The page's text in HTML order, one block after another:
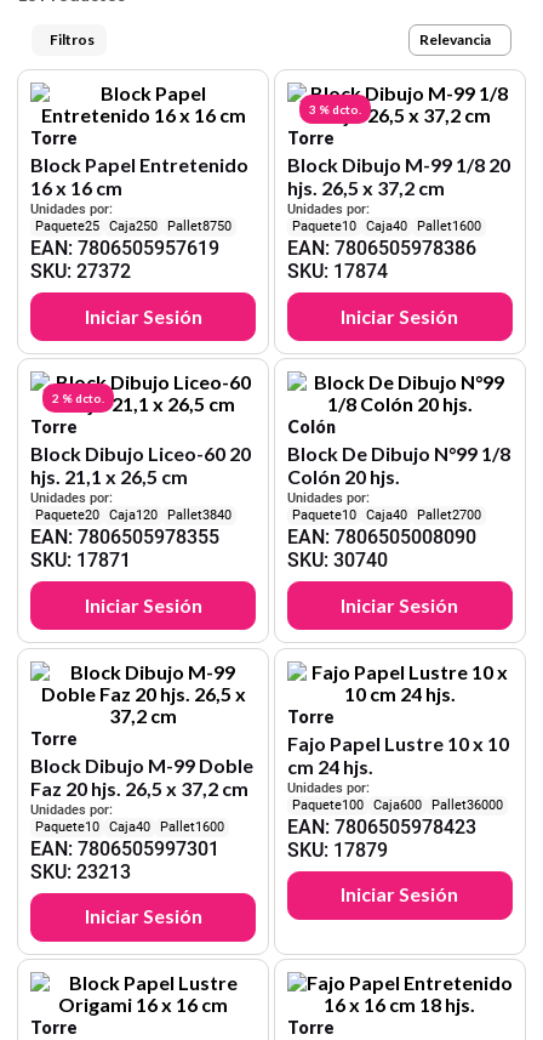
10. lapiz Relevancia
Torre
Block Papel Entretenido
16 x 16 cm
Unidades por:
25
250 8750
EAN:7806505957619
SKU:27372
Iniciar Sesión
3 %dcto.
Torre
Block Dibujo M-99 1/8 20
hjs. 26,5 x 37,2 cm
Unidades por:
10
40 1600
EAN: 7806505978386
SKU: 17874
Iniciar Sesión
2 %dcto.
Torre
Block Dibujo Liceo-60 20
hjs. 21,1 x 26,5 cm
Unidades por:
20
120 3840
EAN:7806505978355
SKU: 17871
Iniciar Sesión
Colón
Block De Dibujo N°99 1/8
Colón 20 hjs.
Unidades por:
10
40 2700
EAN: 7806505008090
SKU: 30740
Iniciar Sesión
Torre
Block Dibujo M-99 Doble
Faz 20 hjs. 26,5 x 37,2 cm
Unidades por:
10
40 1600
EAN:7806505997301
SKU:23213
Iniciar Sesión
Torre
Fajo Papel Lustre 10 x 10
cm 24 hjs.
Unidades por:
100
600 36000
EAN: 7806505978423
SKU: 17879
Iniciar Sesión
Torre Torre